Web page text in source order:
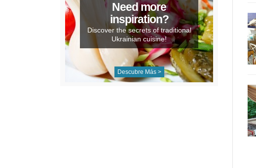
Need more
inspiration?
Discover the secrets of traditional
Ukrainian cuisine!
Descubre Más >